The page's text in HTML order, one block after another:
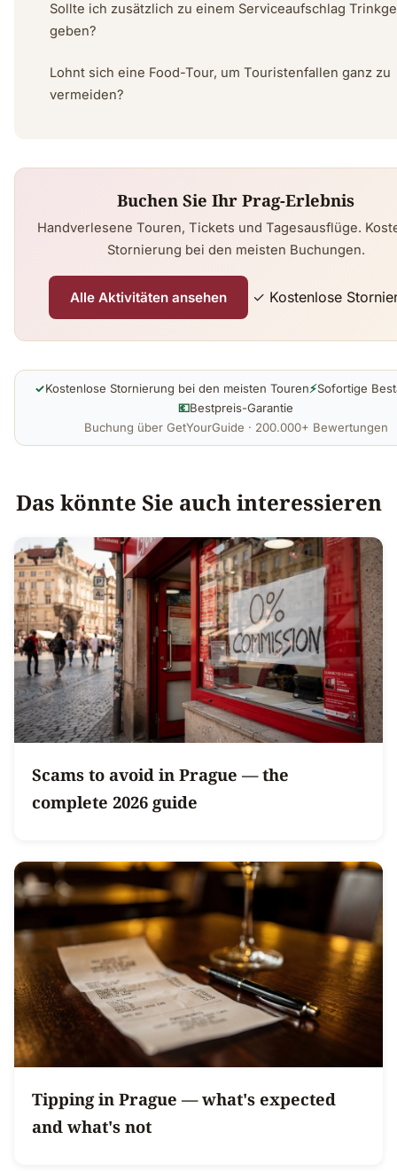
Sollte ich zusätzlich zu einem Serviceaufschlag
geben?
Lohnt sich eine Food-Tour, um Touristenfallen ganz zu
vermeiden?
Buchen Sie Ihr Prag-Erlebnis
Handverlesene Touren, Tickets und Tagesausflüge.
Stornierung bei den meisten Buchungen.
Alle Aktivitäten ansehen ✓ Kostenlose
✓Kostenlose Stornierung bei den meisten Touren⚡Sofortige
💶Bestpreis-Garantie
Buchung über GetYourGuide · 200.000+ Bewertungen
Das könnte Sie auch interessieren
Scams to avoid in Prague — the
complete 2026 guide
Tipping in Prague — what's expected
and what's not